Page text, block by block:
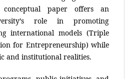
paper offers an
role in promoting
international models (Triple
for Entrepreneurship) while
and institutional realities.